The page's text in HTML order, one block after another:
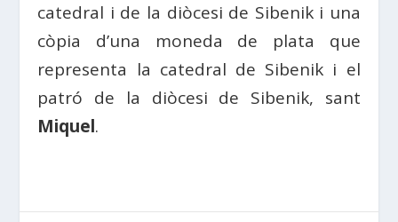
catedral i de la diòcesi de Sibenik i una
còpia d’una moneda de plata que
representa la catedral de Sibenik i el
patró de la diòcesi de Sibenik, sant
Miquel.